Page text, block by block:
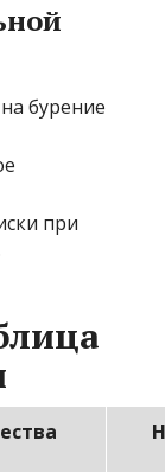
бурение
при